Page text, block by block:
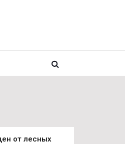
от лесных